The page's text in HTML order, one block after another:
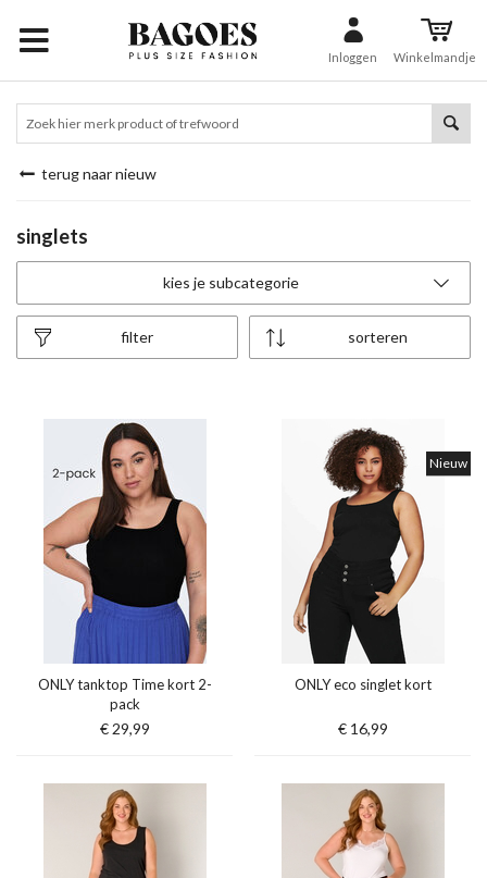
Inloggen Winkelmandje
terug naar nieuw
singlets
kies je subcategorie
sorteren
filter
ONLY tanktop Time kort 2-
pack
€ 29,99
Nieuw
ONLY eco singlet kort
€ 16,99